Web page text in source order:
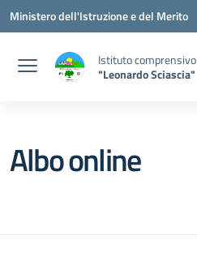
Vai ai contenuti
Vai al menu di navigazione
Vai al footer
Ministero dell'Istruzione e del Merito
Istituto comprensivo
"Leonardo Sciascia"
Albo online